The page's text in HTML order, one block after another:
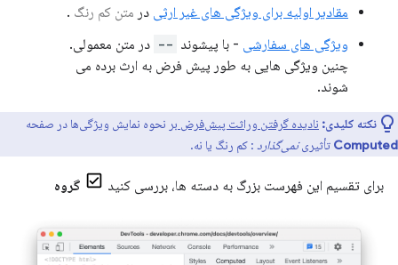
مقادیر اولیه برای ویژگی های غیر ارثی در متن کم رنگ .
ویژگی های سفارشی - با پیشوند -- در متن معمولی.
چنین ویژگی هایی به طور پیش فرض به ارث برده می
شوند.
نکته کلیدی: نادیده گرفتن وراثت پیش‌فرض بر نحوه نمایش ویژگی‌ها در صفحه
Computed تأثیرینمی‌گذارد : کم رنگ یا نه.
برای تقسیم این فهرست بزرگ به دسته ها، بررسی کنید گروه